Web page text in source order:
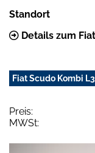
Standort
Details zum
Fiat Scudo Kombi
Preis:
MWSt: